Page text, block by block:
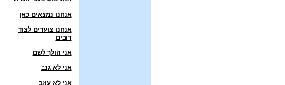
אנחנו נמצאים כאן
אנחנו צועדים לצוד
דובים
אני הולך לשם
אני לא גנב
אני לא עוזב